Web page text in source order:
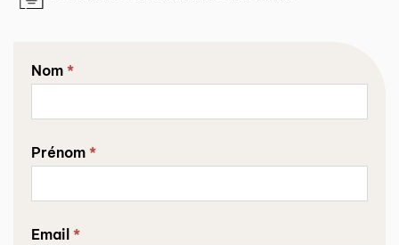
Nous
Nom *
Prénom *
Email *